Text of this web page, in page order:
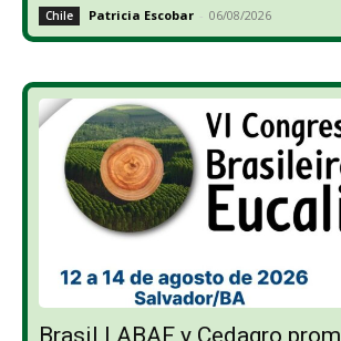
Chile Patricia Escobar - 06/08/2026
Brasil | ABAF y Cedagro